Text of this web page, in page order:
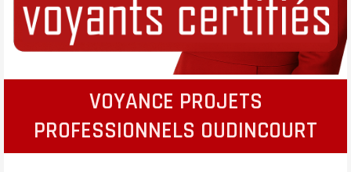
VOYANCE PROJETS
PROFESSIONNELS OUDINCOURT